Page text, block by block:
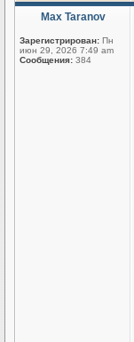
Max Taranov
Зарегистрирован: Пн
июн 29, 2026 7:49 am
Сообщения: 384